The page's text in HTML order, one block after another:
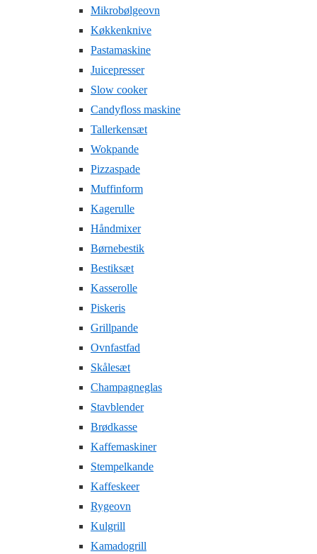
Mikrobølgeovn
Køkkenknive
Pastamaskine
Juicepresser
Slow cooker
Candyfloss maskine
Tallerkensæt
Wokpande
Pizzaspade
Muffinform
Kagerulle
Håndmixer
Børnebestik
Bestiksæt
Kasserolle
Piskeris
Grillpande
Ovnfastfad
Skålesæt
Champagneglas
Stavblender
Brødkasse
Kaffemaskiner
Stempelkande
Kaffeskeer
Rygeovn
Kulgrill
Kamadogrill